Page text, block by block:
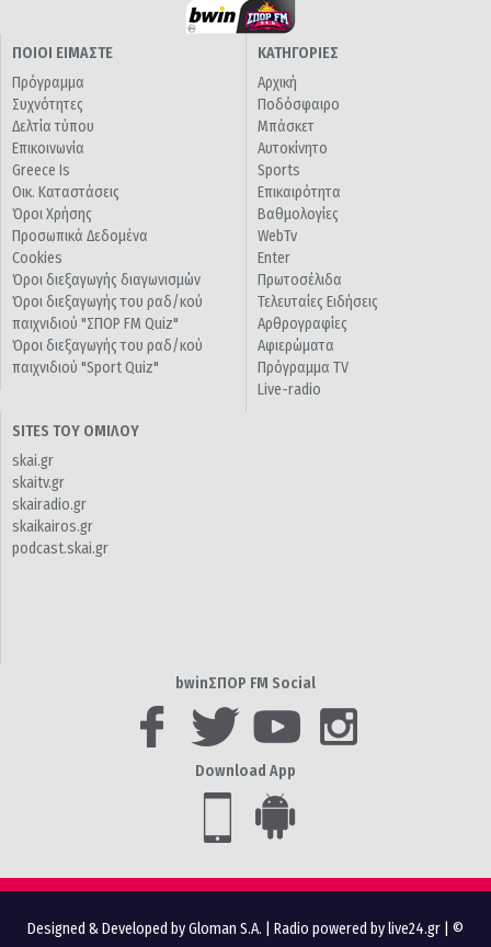
ΠΟΙΟΙ ΕΙΜΑΣΤΕ
Πρόγραμμα
Συχνότητες
Δελτία τύπου
Επικοινωνία
Greece Is
Οικ. Καταστάσεις
Όροι Χρήσης
Προσωπικά Δεδομένα
Cookies
Όροι διεξαγωγής διαγωνισμών
Όροι διεξαγωγής του ραδ/κού
παιχνιδιού "ΣΠΟΡ FM Quiz"
Όροι διεξαγωγής του ραδ/κού
παιχνιδιού "Sport Quiz"
ΚΑΤΗΓΟΡΙΕΣ
Αρχική
Ποδόσφαιρο
Μπάσκετ
Αυτοκίνητο
Sports
Επικαιρότητα
Βαθμολογίες
WebTv
Enter
Πρωτοσέλιδα
Τελευταίες Ειδήσεις
Αρθρογραφίες
Αφιερώματα
Πρόγραμμα TV
Live-radio
SITES ΤΟΥ ΟΜΙΛΟΥ
skai.gr
skaitv.gr
skairadio.gr
skaikairos.gr
podcast.skai.gr
bwinΣΠΟΡ FM Social
Download App
Designed & Developed by Gloman S.A. Radio powered by live24.gr | ©